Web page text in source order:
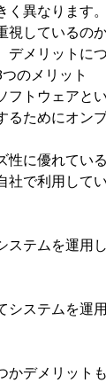
異なります。
している
メリットに
のメリット
トウェア
ためにオン
に優れて
で利用し
テムを運
ステムを運
デメリットも